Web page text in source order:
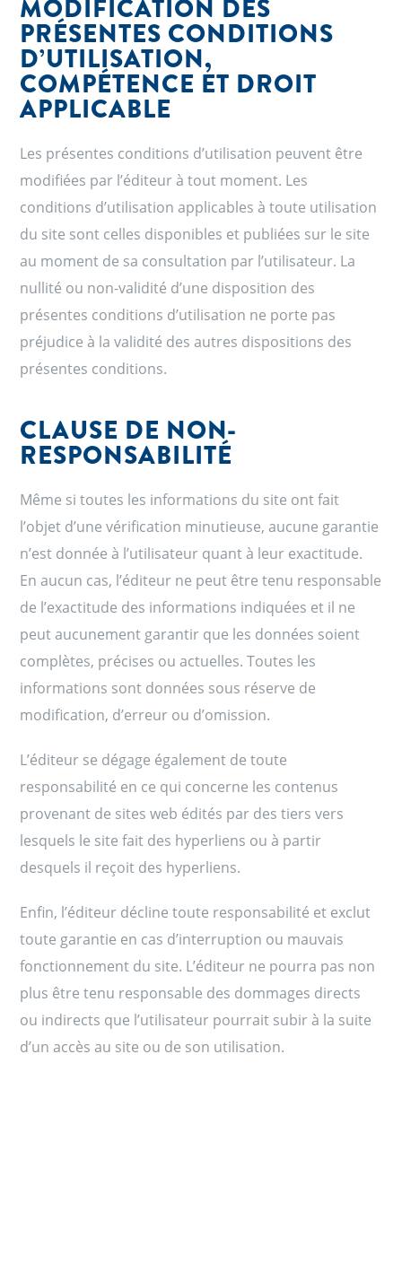
MODIFICATION DES
PRÉSENTES CONDITIONS
D’UTILISATION,
COMPÉTENCE ET DROIT
APPLICABLE
Les présentes conditions d’utilisation peuvent être
modifiées par l’éditeur à tout moment. Les
conditions d’utilisation applicables à toute utilisation
du site sont celles disponibles et publiées sur le site
au moment de sa consultation par l’utilisateur. La
nullité ou non-validité d’une disposition des
présentes conditions d’utilisation ne porte pas
préjudice à la validité des autres dispositions des
présentes conditions.
CLAUSE DE NON-
RESPONSABILITÉ
Même si toutes les informations du site ont fait
l’objet d’une vérification minutieuse, aucune garantie
n’est donnée à l’utilisateur quant à leur exactitude.
En aucun cas, l’éditeur ne peut être tenu responsable
de l’exactitude des informations indiquées et il ne
peut aucunement garantir que les données soient
complètes, précises ou actuelles. Toutes les
informations sont données sous réserve de
modification, d’erreur ou d’omission.
L’éditeur se dégage également de toute
responsabilité en ce qui concerne les contenus
provenant de sites web édités par des tiers vers
lesquels le site fait des hyperliens ou à partir
desquels il reçoit des hyperliens.
Enfin, l’éditeur décline toute responsabilité et exclut
toute garantie en cas d’interruption ou mauvais
fonctionnement du site. L’éditeur ne pourra pas non
plus être tenu responsable des dommages directs
ou indirects que l’utilisateur pourrait subir à la suite
d’un accès au site ou de son utilisation.